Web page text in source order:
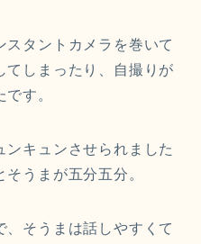
タントカメラを巻いて
てしまったり、自撮りが
す。
ンキュンさせられました
うまが五分五分。
、そうまは話しやすくて